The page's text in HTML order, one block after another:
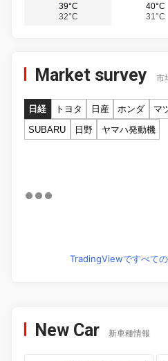
39°C
32°C
40°C
31°C
Market survey 市
日経 トヨタ 日産 ホンダ マ
SUBARU
日野 ヤマハ発動機
TradingViewですべて
New Car 新車種情報